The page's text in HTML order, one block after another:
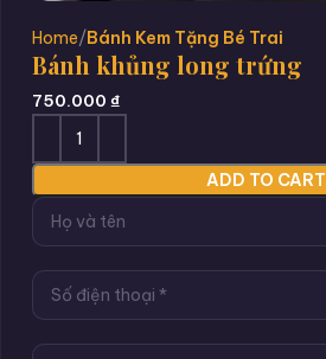
Home Bánh Kem Tặng Bé Trai
Bánh khủng long trứng
750.000 ₫
ADD TO CART